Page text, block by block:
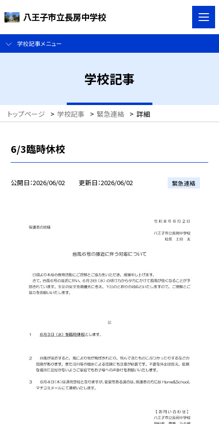
八王子市立長房中学校
学校記事メニュー
学校記事
トップページ > 学校記事 > 緊急連絡 > 詳細
6/3臨時休校
公開日 2026/06/02 更新日 2026/06/02 緊急連絡